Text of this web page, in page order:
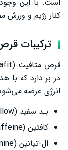
است. با این
کنار رژیم و
ترکیبات
در بر دارد که با
انرژی عرضه
بید سفید (White Willow)
کافئین (Caffeine)
ال‑تیانین (L‑Theanine)